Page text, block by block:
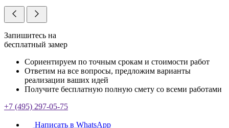
Запишитесь на
бесплатный замер
Сориентируем по точным срокам и стоимости работ
Ответим на все вопросы, предложим варианты
реализации ваших идей
Получите бесплатную полную смету со всеми работами
+7 (495) 297-05-75
Написать в WhatsApp